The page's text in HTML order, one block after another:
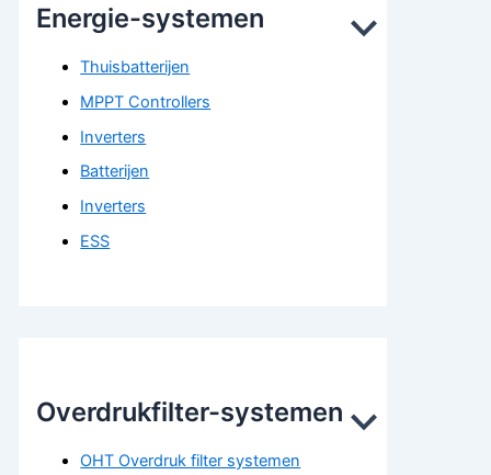
Energie-systemen
Thuisbatterijen
MPPT Controllers
Inverters
Batterijen
Inverters
ESS
Overdrukfilter-systemen
OHT Overdruk filter systemen